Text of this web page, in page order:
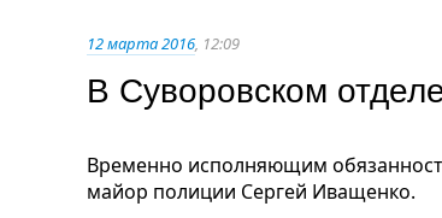
12 марта 2016, 12:09
В Суворовском
Временно исполняющим
майор полиции Сергей Иващенко.